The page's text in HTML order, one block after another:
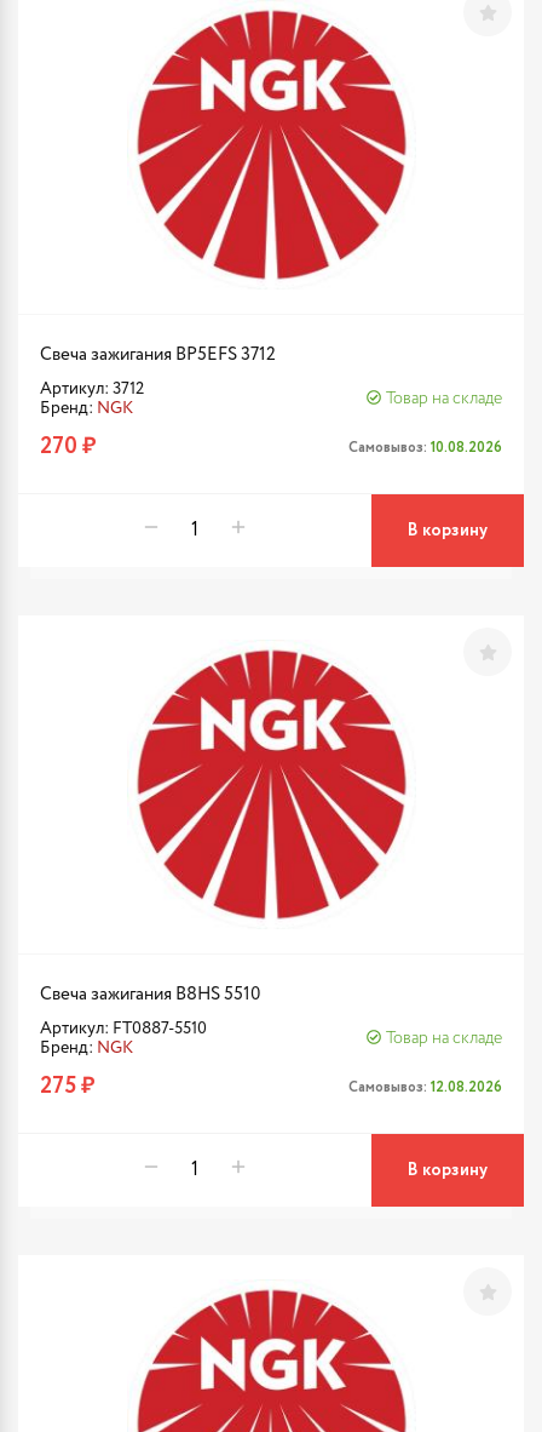
Свеча зажигания BP5EFS 3712
Артикул: 3712
Бренд: NGK
Товар на складе
270 ₽ Самовывоз: 10.08.2026
В корзину
Свеча зажигания B8HS 5510
Артикул: FT0887-5510
Бренд: NGK
Товар на складе
275 ₽ Самовывоз: 12.08.2026
В корзину